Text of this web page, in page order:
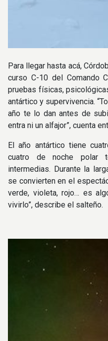
Para llegar hasta acá,
curso C-10 del Comando
pruebas físicas,
antártico y supervivencia.
año te lo dan antes de
entra ni un alfajor”, cuenta
El año antártico tiene
cuatro de noche polar
intermedias. Durante la
se convierten en el
verde, violeta, rojo… es
vivirlo”, describe el salteño.